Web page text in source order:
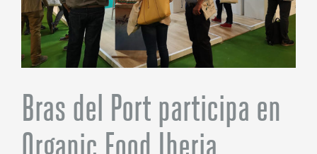
Bras del Port participa en